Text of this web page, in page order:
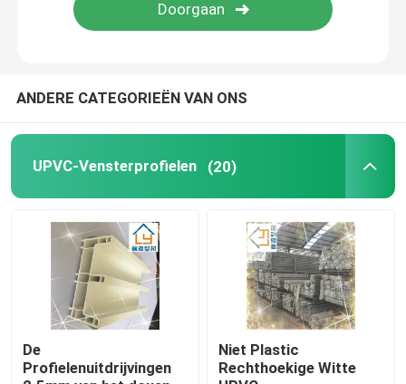
De Bouwmaterialen van UPVC
UPVC-Schuimvenster
ANDERE CATEGORIEËN VAN ONS
UPVC-Vensterprofielen (20)
De
Profielenuitdrijvingen
Niet Plastic
Rechthoekige Witte